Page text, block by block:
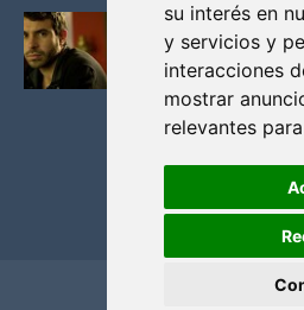
su interés en
y servicios y
interacciones
mostrar
relevantes
BLACK MIRROR:
LA CRITICA
Mayo 17, 2012
Privacidad y